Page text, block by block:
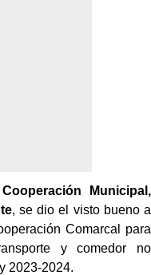
Cooperación Municipal,
, se dio el visto bueno a
Comarcal para
y comedor no
2023-2024.